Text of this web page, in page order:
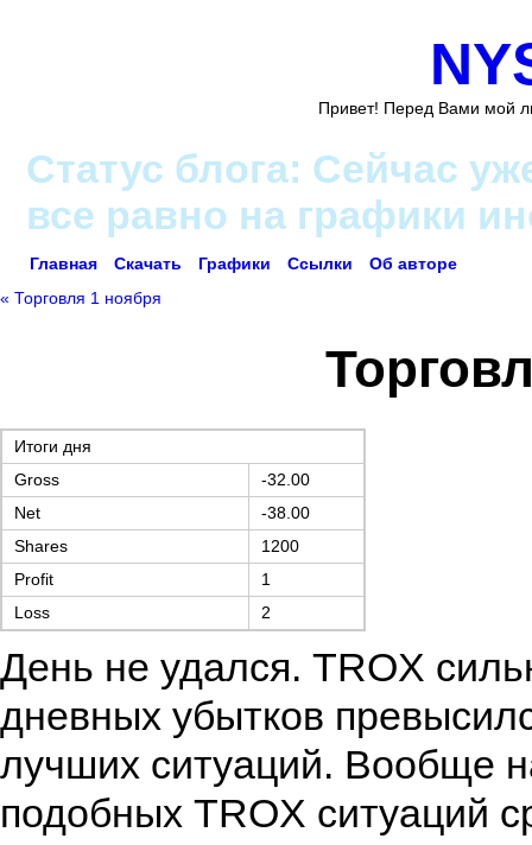
Привет! Перед Вами мой
Статус блога: Сейчас
все равно на графики
Главная Скачать Графики Ссылки
Об авторе
« Торговля 1 ноября
Итоги дня
Gross
-32.00
Net
-38.00
Shares
1200
Profit
1
Loss
2
День не удался. TROX
дневных убытков
лучших ситуаций. Вообще
подобных TROX ситуаций